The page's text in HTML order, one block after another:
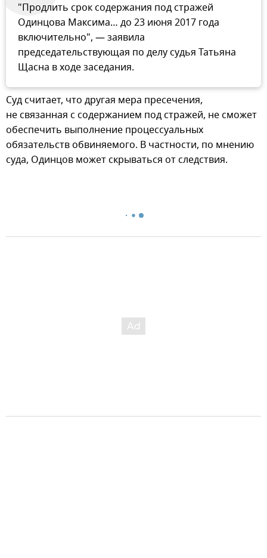
"Продлить срок содержания под стражей
Одинцова Максима… до 23 июня 2017 года
включительно", — заявила
председательствующая по делу судья Татьяна
Щасна в ходе заседания.
Суд считает, что другая мера пресечения,
не связанная с содержанием под стражей, не сможет
обеспечить выполнение процессуальных
обязательств обвиняемого. В частности, по мнению
суда, Одинцов может скрываться от следствия.